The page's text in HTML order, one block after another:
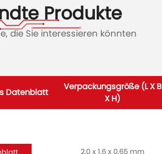
Produkte
die Sie interessieren könnten
Datenblatt
Verpackungsgröße (L X B
X H)
2,0 x 1,6 x 0,65 mm